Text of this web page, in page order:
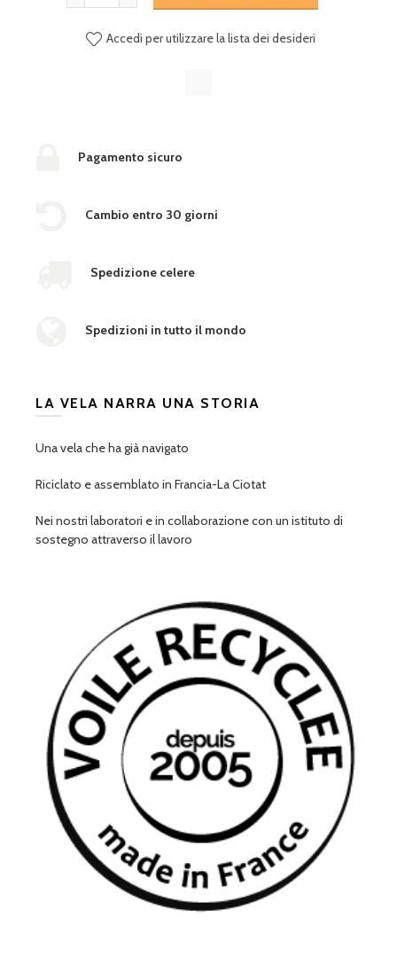
Accedi per utilizzare la lista dei desideri
Pagamento sicuro
Cambio entro 30 giorni
Spedizione celere
Spedizioni in tutto il mondo
LA VELA NARRA UNA STORIA
Una vela che ha già navigato
Riciclato e assemblato in Francia-La Ciotat
Nei nostri laboratori e in collaborazione con un istituto di
sostegno attraverso il lavoro